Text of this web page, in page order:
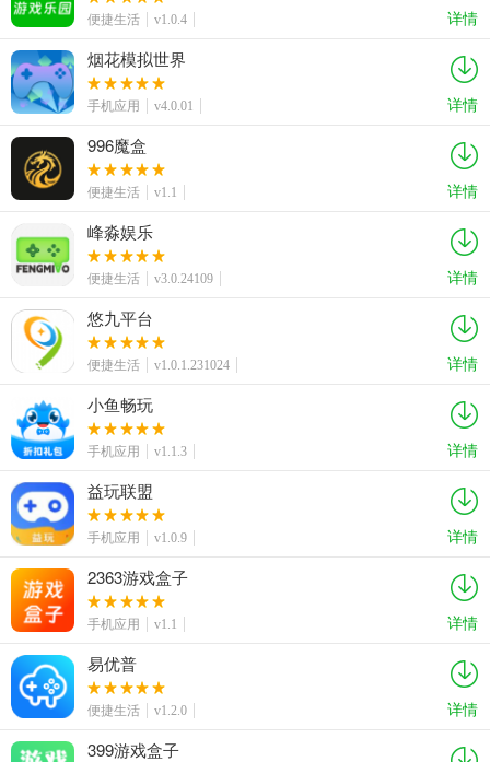
便捷生活 v1.0.4 详情
烟花模拟世界
手机应用 v4.0.01 详情
996魔盒
便捷生活 v1.1 详情
峰淼娱乐
便捷生活 v3.0.24109 详情
悠九平台
便捷生活 v1.0.1.231024 详情
小鱼畅玩
手机应用 v1.1.3 详情
益玩联盟
手机应用 v1.0.9 详情
2363游戏盒子
手机应用 v1.1 详情
易优普
便捷生活 v1.2.0 详情
399游戏盒子